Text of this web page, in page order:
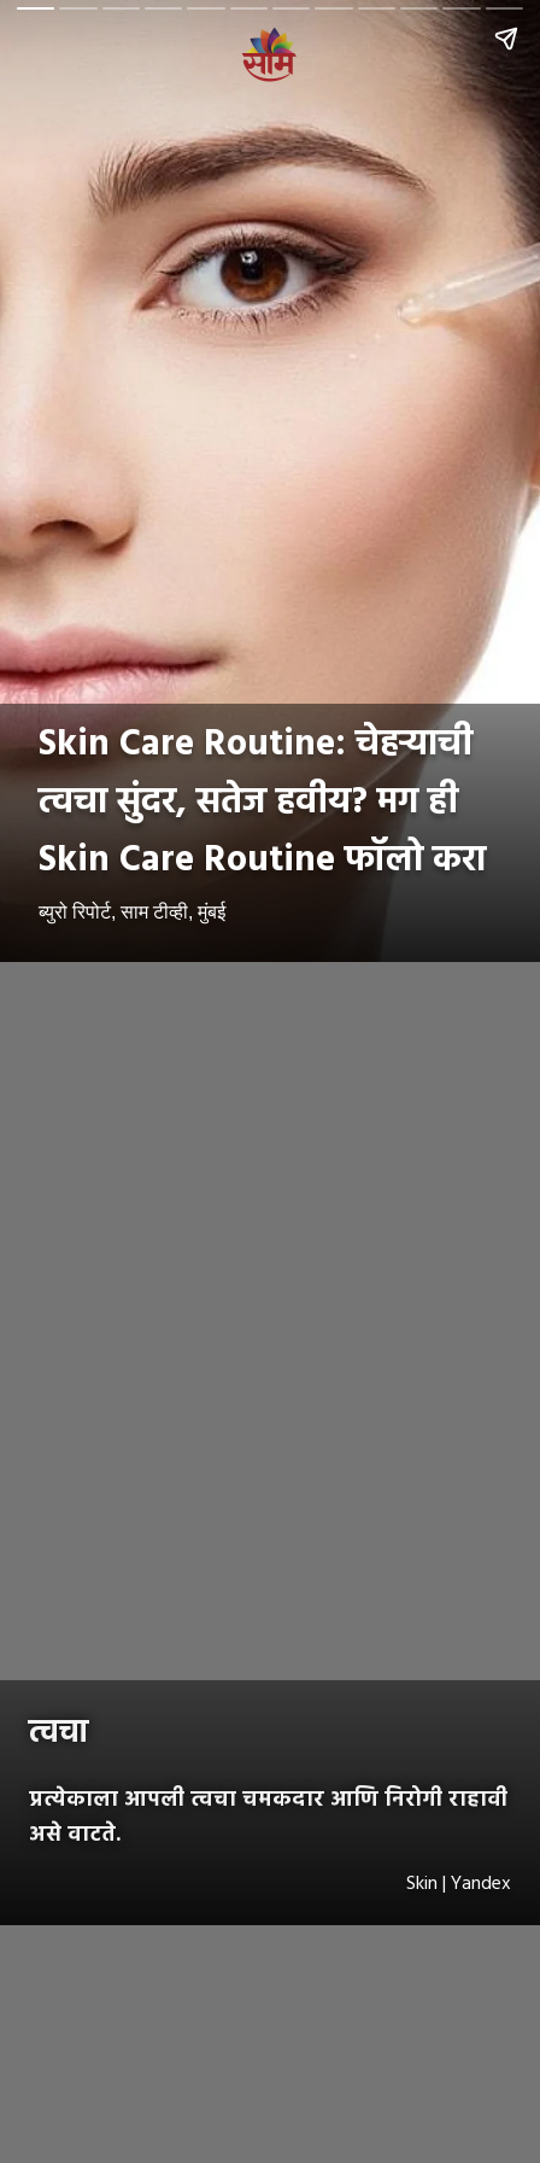
Skin Care Routine: चेहऱ्याची
त्वचा सुंदर, सतेज हवीय? मग ही
Skin Care Routine फॉलो करा
ब्युरो रिपोर्ट, साम टीव्ही, मुंबई
त्वचा
प्रत्येकाला आपली त्वचा चमकदार आणि निरोगी राहावी
असे वाटते.
Skin | Yandex